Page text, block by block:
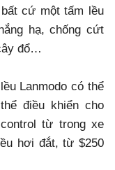
cứ một tấm lều
hạ, chống cứt
đổ…
Lanmodo có thể
điều khiển cho
từ trong xe
hơi đắt, từ $250